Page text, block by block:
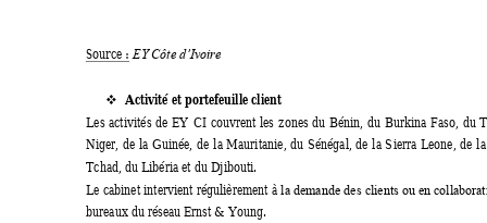
Source : EY Côte d’Ivoire
❖ Activité et portefeuille client
Les activités de EY CI couvrent les zones du Bénin, du Burkina Faso, du
Niger, de la Guinée, de la Mauritanie, du Sénégal, de la Sierra Leone, de
Tchad, du Libéria et du Djibouti.
Le cabinet intervient régulièrement à la demande des clients ou en
bureaux du réseau Ernst & Young.